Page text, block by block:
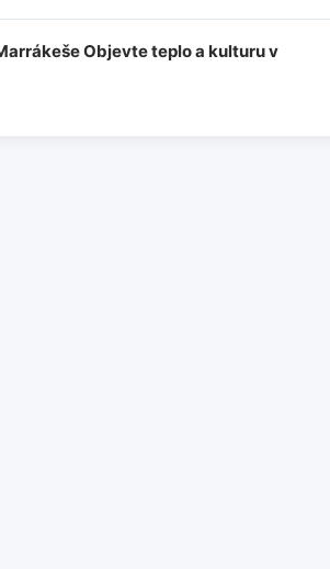
Objevte teplo a kulturu v